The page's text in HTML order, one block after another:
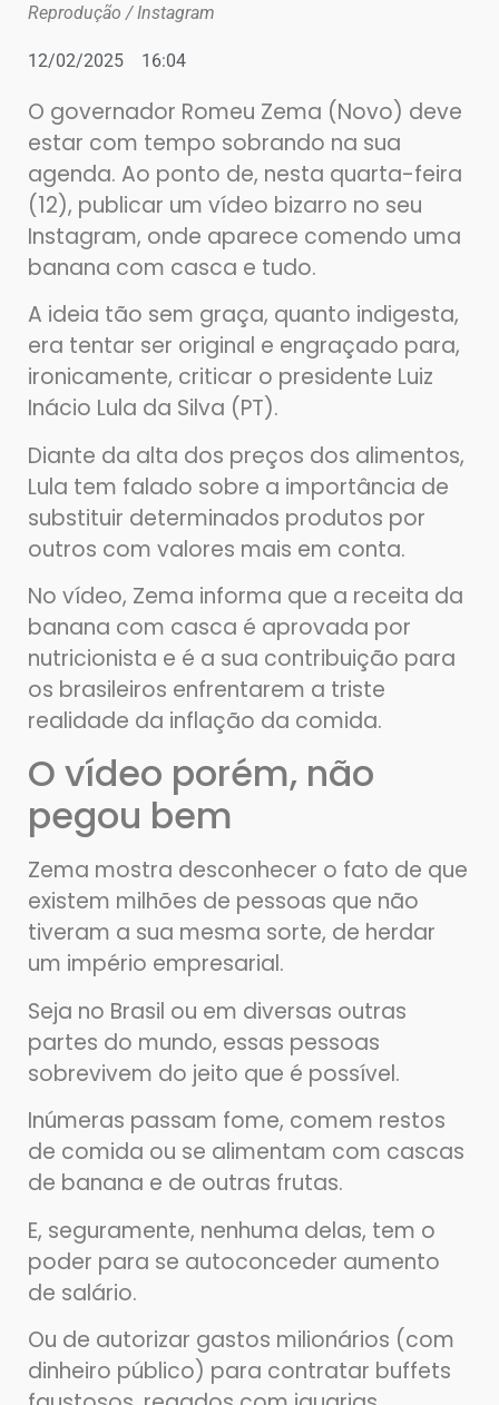
Reprodução / Instagram
12/02/2025 16:04
O governador Romeu Zema (Novo) deve
estar com tempo sobrando na sua
agenda. Ao ponto de, nesta quarta-feira
(12), publicar um vídeo bizarro no seu
Instagram, onde aparece comendo uma
banana com casca e tudo.
A ideia tão sem graça, quanto indigesta,
era tentar ser original e engraçado para,
ironicamente, criticar o presidente Luiz
Inácio Lula da Silva (PT).
Diante da alta dos preços dos alimentos,
Lula tem falado sobre a importância de
substituir determinados produtos por
outros com valores mais em conta.
No vídeo, Zema informa que a receita da
banana com casca é aprovada por
nutricionista e é a sua contribuição para
os brasileiros enfrentarem a triste
realidade da inflação da comida.
O vídeo porém, não
pegou bem
Zema mostra desconhecer o fato de que
existem milhões de pessoas que não
tiveram a sua mesma sorte, de herdar
um império empresarial.
Seja no Brasil ou em diversas outras
partes do mundo, essas pessoas
sobrevivem do jeito que é possível.
Inúmeras passam fome, comem restos
de comida ou se alimentam com cascas
de banana e de outras frutas.
E, seguramente, nenhuma delas, tem o
poder para se autoconceder aumento
de salário.
Ou de autorizar gastos milionários (com
dinheiro público) para contratar buffets